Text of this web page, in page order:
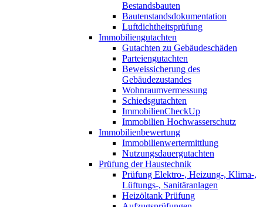
Bestandsbauten
Bautenstandsdokumentation
Luftdichtheitsprüfung
Immobiliengutachten
Gutachten zu Gebäudeschäden
Parteiengutachten
Beweissicherung des
Gebäudezustandes
Wohnraumvermessung
Schiedsgutachten
ImmobilienCheckUp
Immobilien Hochwasserschutz
Immobilienbewertung
Immobilienwertermittlung
Nutzungsdauergutachten
Prüfung der Haustechnik
Prüfung Elektro-, Heizung-, Klima-,
Lüftungs-, Sanitäranlagen
Heizöltank Prüfung